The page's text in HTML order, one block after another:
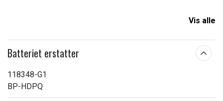
Vis alle
Batteriet erstatter
118348-G1
BP-HDPQ